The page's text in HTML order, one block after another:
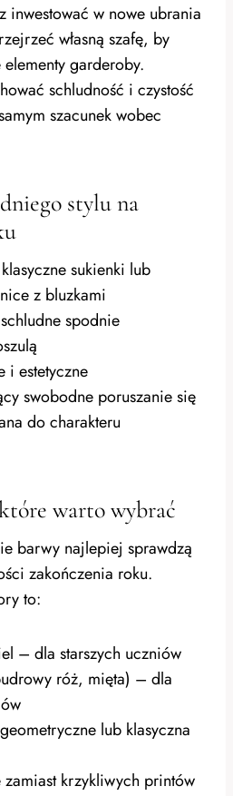
inwestować w nowe ubrania
własną szafę, by
garderoby.
schludność i czystość
szacunek wobec
stylu na
sukienki lub
z bluzkami
spodnie
i estetyczne
swobodne poruszanie się
do charakteru
warto wybrać
barwy najlepiej sprawdzą
zakończenia roku.
to:
– dla starszych uczniów
róż, mięta) – dla
lub klasyczna
zamiast krzykliwych printów